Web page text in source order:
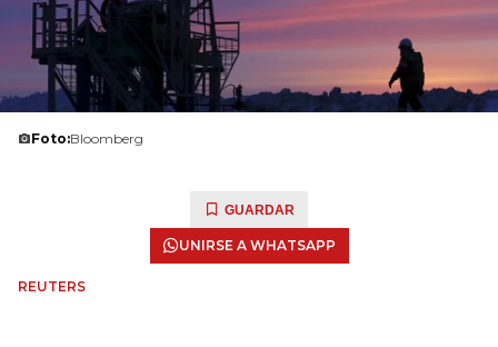
Foto:Bloomberg
GUARDAR
UNIRSE A WHATSAPP
REUTERS